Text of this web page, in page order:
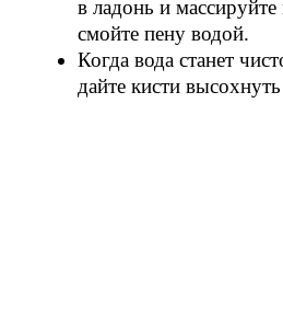
в ладонь и
смойте пену водой.
Когда вода станет
дайте кисти